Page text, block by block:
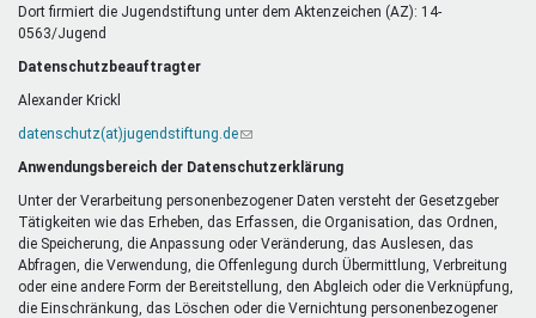
Dort firmiert die Jugendstiftung unter dem Aktenzeichen (AZ): 14-
0563/Jugend
Datenschutzbeauftragter
Alexander Krickl
datenschutz(at)jugendstiftung.de(Link
E-
Mail)
Anwendungsbereich der Datenschutzerklärung
Unter der Verarbeitung personenbezogener Daten versteht der Gesetzgeber
Tätigkeiten wie das Erheben, das Erfassen, die Organisation, das Ordnen,
die Speicherung, die Anpassung oder Veränderung, das Auslesen, das
Abfragen, die Verwendung, die Offenlegung durch Übermittlung, Verbreitung
oder eine andere Form der Bereitstellung, den Abgleich oder die Verknüpfung,
die Einschränkung, das Löschen oder die Vernichtung personenbezogener